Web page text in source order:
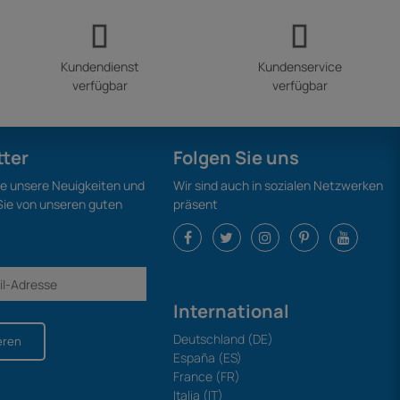
Kundendienst
verfügbar
Kundenservice
verfügbar
unsere Neuigkeiten und
von unseren guten
Folgen Sie uns
Wir sind auch in sozialen Netzwerken
präsent
International
Deutschland (DE)
España (ES)
France (FR)
Italia (IT)